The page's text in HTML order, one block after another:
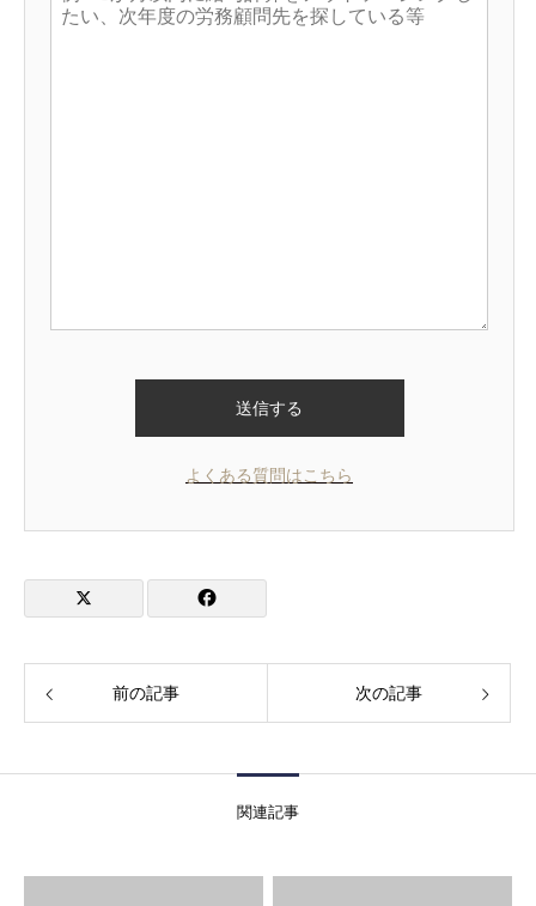
よくある質問はこちら
前の記事 次の記事
関連記事